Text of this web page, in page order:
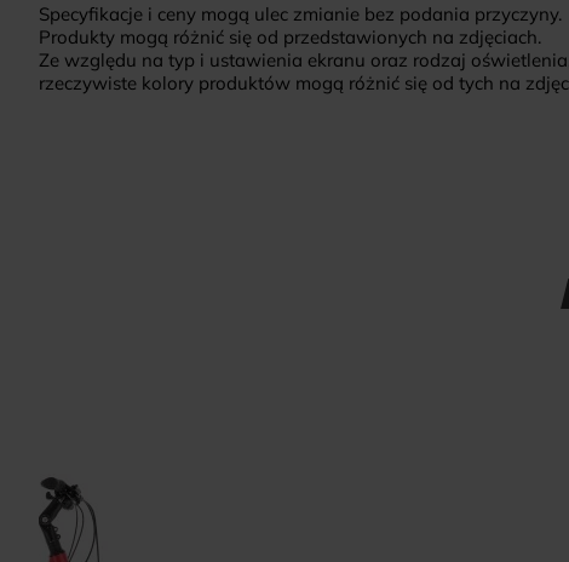
Specyfikacje i ceny mogą ulec zmianie bez podania przyczyny.
Produkty mogą różnić się od przedstawionych na zdjęciach.
Ze względu na typ i ustawienia ekranu oraz rodzaj oświetlenia,
rzeczywiste kolory produktów mogą różnić się od tych na